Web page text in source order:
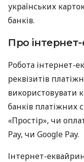
українських
банків.
Про
Робота інтернет-
реквізитів
використовувати
банків платіжних
«Простір», чи
Pay, чи Google Pay.
Інтернет-